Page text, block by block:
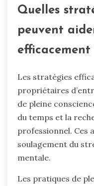
Quelles
peuvent
efficacement
Les stratégies
propriétaires
de pleine
du temps et la
professionnel. Ces
soulagement du
mentale.
Les pratiques de